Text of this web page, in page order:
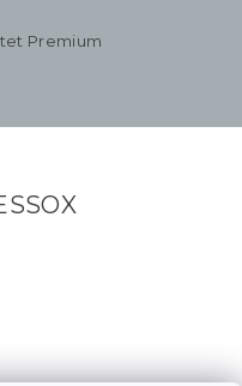
Premium